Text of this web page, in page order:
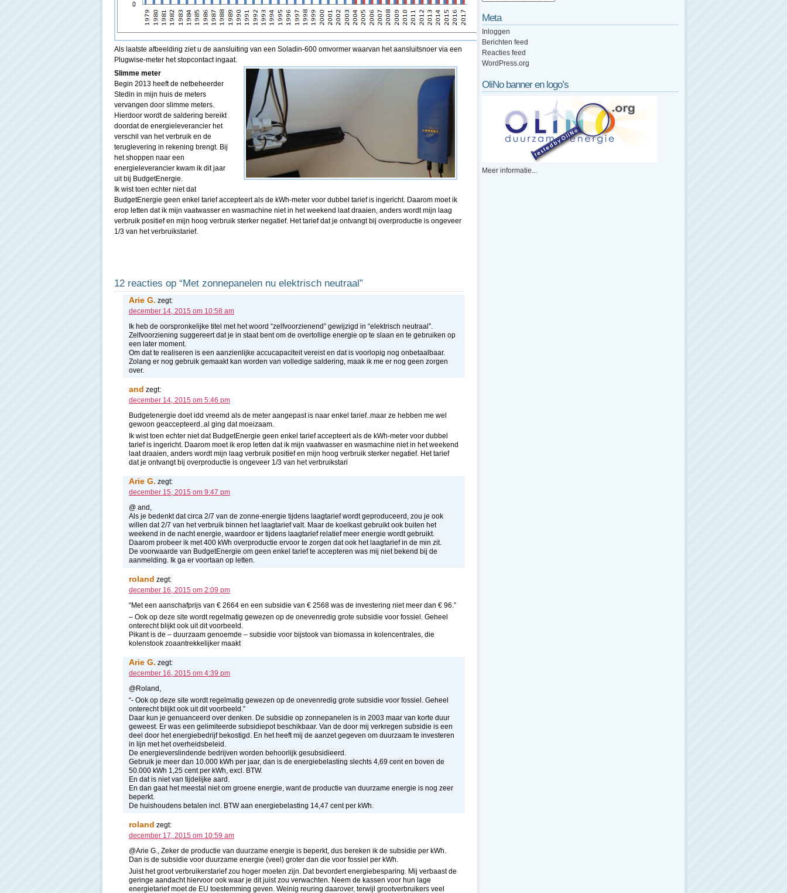
Als laatste afbeelding ziet u de aansluiting van een Soladin-600 omvormer waarvan het aansluitsnoer via een
Plugwise-meter het stopcontact ingaat.
Slimme meter
Begin 2013 heeft de netbeheerder
Stedin in mijn huis de meters
vervangen door slimme meters.
Hierdoor wordt de saldering bereikt
doordat de energieleverancier het
verschil van het verbruik en de
teruglevering in rekening brengt. Bij
het shoppen naar een
energieleverancier kwam ik dit jaar
uit bij BudgetEnergie.
Ik wist toen echter niet dat
BudgetEnergie geen enkel tarief accepteert als de kWh-meter voor dubbel tarief is ingericht. Daarom moet ik
erop letten dat ik mijn vaatwasser en wasmachine niet in het weekend laat draaien, anders wordt mijn laag
verbruik positief en mijn hoog verbruik sterker negatief. Het tarief dat je ontvangt bij overproductie is ongeveer
1/3 van het verbruikstarief.
12 reacties op “Met zonnepanelen nu elektrisch neutraal”
Arie G. zegt:
december 14, 2015 om 10:58 am
Ik heb de oorspronkelijke titel met het woord “zelfvoorzienend” gewijzigd in “elektrisch neutraal”.
Zelfvoorziening suggereert dat je in staat bent om de overtollige energie op te slaan en te gebruiken op
een later moment.
Om dat te realiseren is een aanzienlijke accucapaciteit vereist en dat is voorlopig nog onbetaalbaar.
Zolang er nog gebruik gemaakt kan worden van volledige saldering, maak ik me er nog geen zorgen
over.
and zegt:
december 14, 2015 om 5:46 pm
Budgetenergie doet idd vreemd als de meter aangepast is naar enkel tarief..maar ze hebben me wel
gewoon geaccepteerd..al ging dat moeizaam.
Ik wist toen echter niet dat BudgetEnergie geen enkel tarief accepteert als de kWh-meter voor dubbel
tarief is ingericht. Daarom moet ik erop letten dat ik mijn vaatwasser en wasmachine niet in het weekend
laat draaien, anders wordt mijn laag verbruik positief en mijn hoog verbruik sterker negatief. Het tarief
dat je ontvangt bij overproductie is ongeveer 1/3 van het verbruikstari
Arie G. zegt:
december 15, 2015 om 9:47 pm
@ and,
Als je bedenkt dat circa 2/7 van de zonne-energie tijdens laagtarief wordt geproduceerd, zou je ook
willen dat 2/7 van het verbruik binnen het laagtarief valt. Maar de koelkast gebruikt ook buiten het
weekend in de nacht energie, waardoor er tijdens laagtarief relatief meer energie wordt gebruikt.
Daarom probeer ik met 400 kWh overproductie ervoor te zorgen dat ook het laagtarief in de min zit.
De voorwaarde van BudgetEnergie om geen enkel tarief te accepteren was mij niet bekend bij de
aanmelding. Ik ga er voortaan op letten.
roland zegt:
december 16, 2015 om 2:09 pm
“Met een aanschafprijs van € 2664 en een subsidie van € 2568 was de investering niet meer dan € 96.”
– Ook op deze site wordt regelmatig gewezen op de onevenredig grote subsidie voor fossiel. Geheel
onterecht blijkt ook uit dit voorbeeld.
Pikant is de – duurzaam genoemde – subsidie voor bijstook van biomassa in kolencentrales, die
kolenstook zoaantrekkelijker maakt
Arie G. zegt:
december 16, 2015 om 4:39 pm
@Roland,
“- Ook op deze site wordt regelmatig gewezen op de onevenredig grote subsidie voor fossiel. Geheel
onterecht blijkt ook uit dit voorbeeld.”
Daar kun je genuanceerd over denken. De subsidie op zonnepanelen is in 2003 maar van korte duur
geweest. Er was een gelimiteerde subsidiepot beschikbaar. Van de door mij verkregen subsidie is een
deel door het energiebedrijf bekostigd. En het heeft mij de aanzet gegeven om duurzaam te investeren
in lijn met het overheidsbeleid.
De energieverslindende bedrijven worden behoorlijk gesubsidieerd.
Gebruik je meer dan 10.000 kWh per jaar, dan is de energiebelasting slechts 4,69 cent en boven de
50.000 kWh 1,25 cent per kWh, excl. BTW.
En dat is niet van tijdelijke aard.
En dan gaat het meestal niet om groene energie, want de productie van duurzame energie is nog zeer
beperkt.
De huishoudens betalen incl. BTW aan energiebelasting 14,47 cent per kWh.
roland zegt:
december 17, 2015 om 10:59 am
@Arie G., Zeker de productie van duurzame energie is beperkt, dus bereken ik de subsidie per kWh.
Dan is de subsidie voor duurzame energie (veel) groter dan die voor fossiel per kWh.
Juist het groot verbruikerstarief zou hoger moeten zijn. Dat bevordert energiebesparing. Mij verbaast de
geringe aandacht hiervoor ook waar je dit juist zou verwachten. Neem de kassen voor hun lage
energietarief moet de EU toestemming geven. Weinig reuring daarover, terwijl grootverbruikers veel
Meta
Inloggen
Berichten feed
Reacties feed
WordPress.org
OliNo banner en logo’s
Meer informatie...